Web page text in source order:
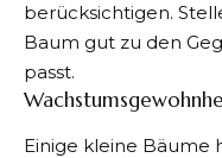
berücksichtigen.
Baum gut zu den
passt.
Einige kleine Bäume